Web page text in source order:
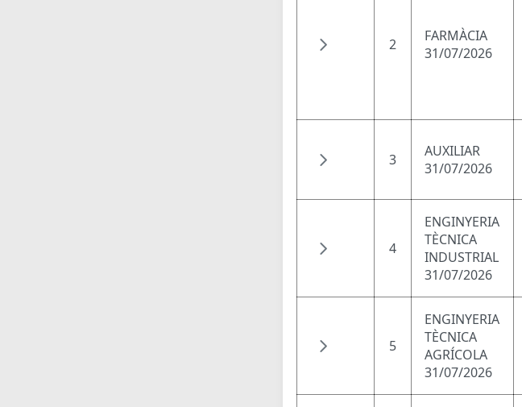
2
FARMÀCIA
31/07/2026
3
AUXILIAR
31/07/2026
4
ENGINYERIA
TÈCNICA
INDUSTRIAL
31/07/2026
5
ENGINYERIA
TÈCNICA
AGRÍCOLA
31/07/2026